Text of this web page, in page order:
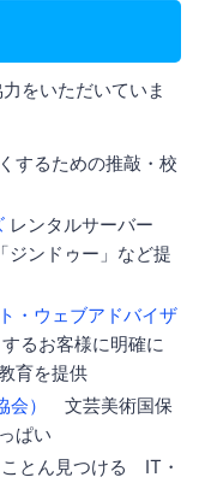
をいただいていま
するための推敲・校
レンタルサーバー
ジンドゥー」など提
・ウェブアドバイザ
るお客様に明確に
育を提供
）
文芸美術国保
ぱい
とん見つける IT・